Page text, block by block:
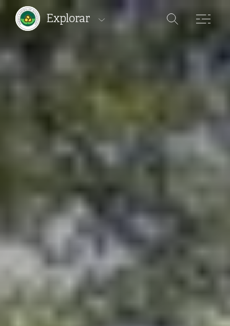
Explorar
Áreas Protegidas
Percursos
Onde ficar
Onde comer
Onde comprar